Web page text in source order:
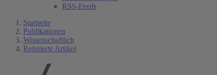
RSS-Feeds
Startseite
Publikationen
Wissenschaftlich
Referierte Artikel